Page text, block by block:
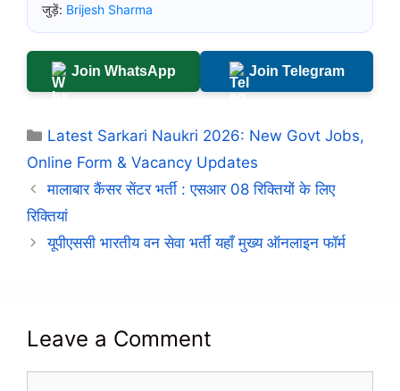
जुड़ें: Brijesh Sharma
Join WhatsApp Join Telegram
Categories
Latest Sarkari Naukri 2026: New Govt Jobs,
Online Form & Vacancy Updates
मालाबार कैंसर सेंटर भर्ती : एसआर 08 रिक्तियों के लिए
रिक्तियां
यूपीएससी भारतीय वन सेवा भर्ती यहाँ मुख्य ऑनलाइन फॉर्म
Leave a Comment